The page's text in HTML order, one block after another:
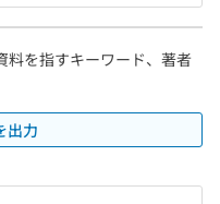
料を指すキーワード、著者
出力